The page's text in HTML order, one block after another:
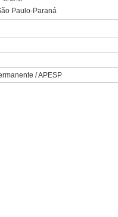
Paulo-Paraná
/ APESP